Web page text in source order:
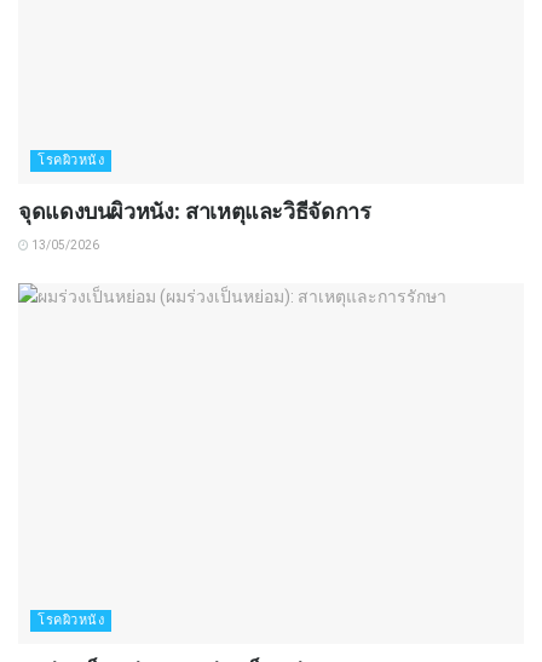
โรคผิวหนัง
จุดแดงบนผิวหนัง: สาเหตุและวิธีจัดการ
13/05/2026
โรคผิวหนัง